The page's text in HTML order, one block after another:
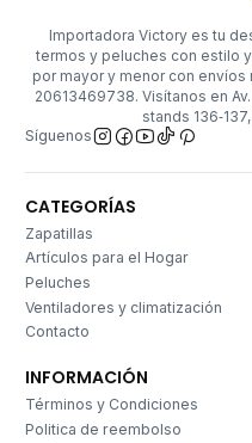
Importadora Victory es tu
termos y peluches con estilo
por mayor y menor con envíos
20613469738. Visítanos en
stands
Síguenos
CATEGORÍAS
Zapatillas
Artículos para el Hogar
Peluches
Ventiladores y climatización
Contacto
INFORMACIÓN
Términos y Condiciones
Politica de reembolso